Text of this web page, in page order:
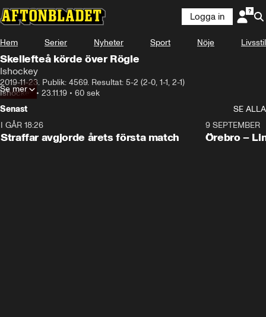
Logga in
Hem Serier Nyheter Sport Nöje Livsstil
Skellefteå körde över Rögle
Ishockey
2019-11-23. Publik: 4569. Resultat: 5-2 (2-0, 1-1, 2-1)
Ishockey• 23.11.19 • 60 sek
Se mer
Senast
SE ALLA
I GÅR 18:26
Straffar avgjorde årets första match
Plus
9 SEPTEMBER
Örebro –